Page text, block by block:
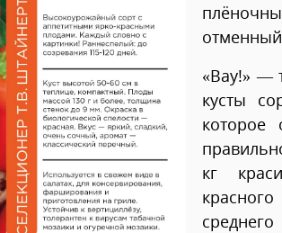
«Вау!» —
кусты
которое
кг